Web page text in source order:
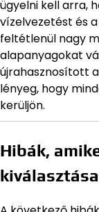
ügyelni kell arra,
vízelvezetést és
feltétlenül nagy
alapanyagokat
újrahasznosított
lényeg, hogy
kerüljön.
Hibák,